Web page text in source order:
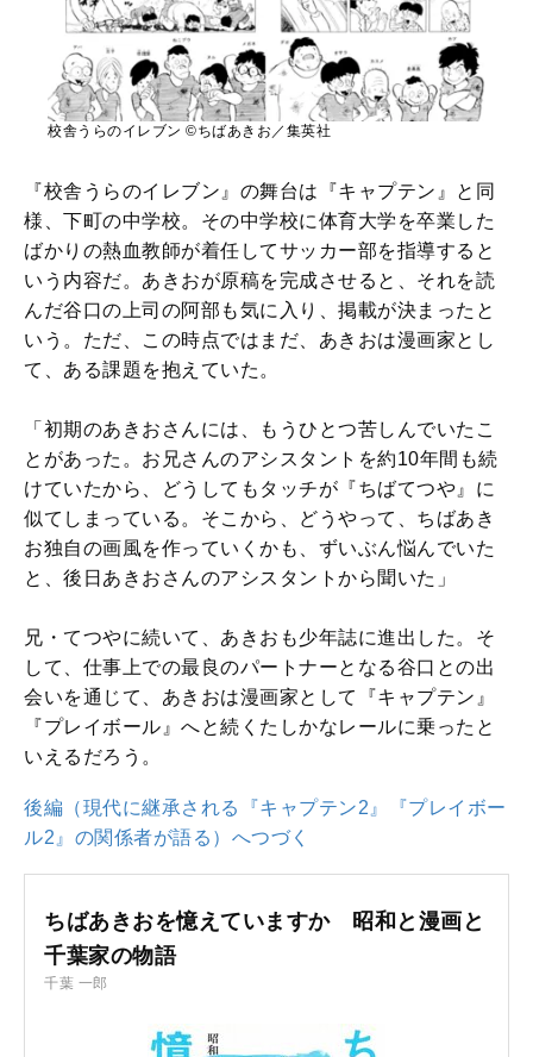
校舎うらのイレブン ©ちばあきお／集英社
『校舎うらのイレブン』の舞台は『キャプテン』と同
様、下町の中学校。その中学校に体育大学を卒業した
ばかりの熱血教師が着任してサッカー部を指導すると
いう内容だ。あきおが原稿を完成させると、それを読
んだ谷口の上司の阿部も気に入り、掲載が決まったと
いう。ただ、この時点ではまだ、あきおは漫画家とし
て、ある課題を抱えていた。
「初期のあきおさんには、もうひとつ苦しんでいたこ
とがあった。お兄さんのアシスタントを約10年間も続
けていたから、どうしてもタッチが『ちばてつや』に
似てしまっている。そこから、どうやって、ちばあき
お独自の画風を作っていくかも、ずいぶん悩んでいた
と、後日あきおさんのアシスタントから聞いた」
兄・てつやに続いて、あきおも少年誌に進出した。そ
して、仕事上での最良のパートナーとなる谷口との出
会いを通じて、あきおは漫画家として『キャプテン』
『プレイボール』へと続くたしかなレールに乗ったと
いえるだろう。
後編（現代に継承される『キャプテン2』『プレイボー
ル2』の関係者が語る）へつづく
ちばあきおを憶えていますか 昭和と漫画と
千葉家の物語
千葉 一郎